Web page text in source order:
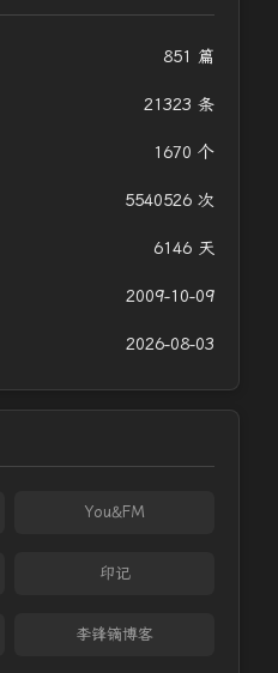
851 篇
21323 条
1670 个
5540526 次
6146 天
2009-10-09
2026-08-03
You&FM
印记
李锋镝博客